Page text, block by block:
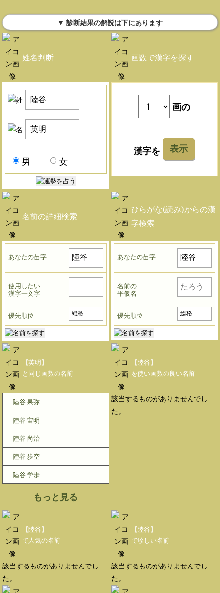
▼ 診断結果の解説は下にあります
姓名判断
男 女
画数で漢字を探す
画の
漢字を 表示
名前の詳細検索
あなたの苗字
使用したい
漢字一文字
優先順位
ひらがな(読み)からの漢
字検索
あなたの苗字
名前の
平仮名
優先順位
【英明】
と同じ画数の名前
陸谷 果弥
陸谷 宙明
陸谷 尚治
陸谷 歩空
陸谷 学歩
もっと見る
【陸谷】
を使い画数の良い名前
該当するものがありませんでし
た。
【陸谷】
で人気の名前
該当するものがありませんでし
た。
【陸谷】
で珍しい名前
該当するものがありませんでし
た。